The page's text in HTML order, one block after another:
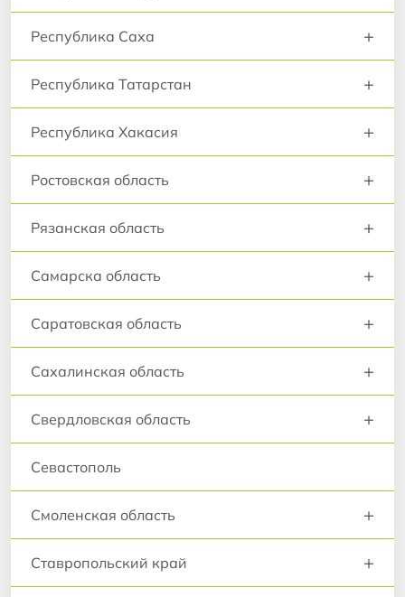
Республика Саха +
Республика Татарстан +
Республика Хакасия +
Ростовская область +
Рязанская область +
Самарска область +
Саратовская область +
Сахалинская область +
Свердловская область +
Севастополь
Смоленская область +
Ставропольский край +